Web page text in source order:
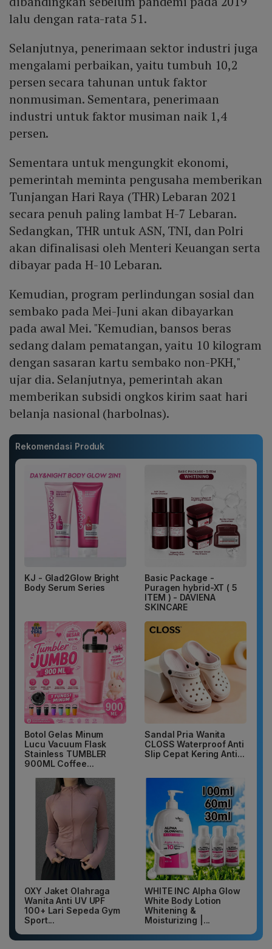
lalu dengan rata-rata 51.
Selanjutnya, penerimaan sektor industri juga
mengalami perbaikan, yaitu tumbuh 10,2
persen secara tahunan untuk faktor
nonmusiman. Sementara, penerimaan
industri untuk faktor musiman naik 1,4
persen.
Sementara untuk mengungkit ekonomi,
pemerintah meminta pengusaha memberikan
Tunjangan Hari Raya (THR) Lebaran 2021
secara penuh paling lambat H-7 Lebaran.
Sedangkan, THR untuk ASN, TNI, dan Polri
akan difinalisasi oleh Menteri Keuangan serta
dibayar pada H-10 Lebaran.
Kemudian, program perlindungan sosial dan
sembako pada Mei-Juni akan dibayarkan
pada awal Mei. "Kemudian, bansos beras
sedang dalam pematangan, yaitu 10 kilogram
dengan sasaran kartu sembako non-PKH,"
ujar dia. Selanjutnya, pemerintah akan
memberikan subsidi ongkos kirim saat hari
belanja nasional (harbolnas).
Rekomendasi Produk
KJ - Glad2Glow Bright
Body Serum Series
Basic Package -
Puragen hybrid-XT ( 5
ITEM ) - DAVIENA
SKINCARE
Botol Gelas Minum
Lucu Vacuum Flask
Stainless TUMBLER
900ML Coffee...
Sandal Pria Wanita
CLOSS Waterproof Anti
Slip Cepat Kering Anti...
OXY Jaket Olahraga
Wanita Anti UV UPF
100+ Lari Sepeda Gym
Sport...
WHITE INC Alpha Glow
White Body Lotion
Whitening &
Moisturizing |...